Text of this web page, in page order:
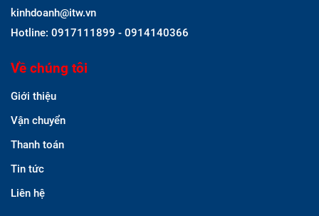
kinhdoanh@itw.vn
Hotline: 0917111899 - 0914140366
Về chúng tôi
Giới thiệu
Vận chuyển
Thanh toán
Tin tức
Liên hệ